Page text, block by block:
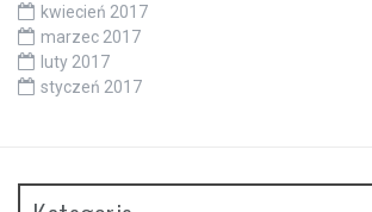
kwiecień 2017
marzec 2017
luty 2017
styczeń 2017